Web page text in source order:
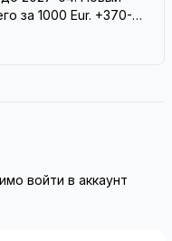
за 1000 Eur. +370-
войти в аккаунт